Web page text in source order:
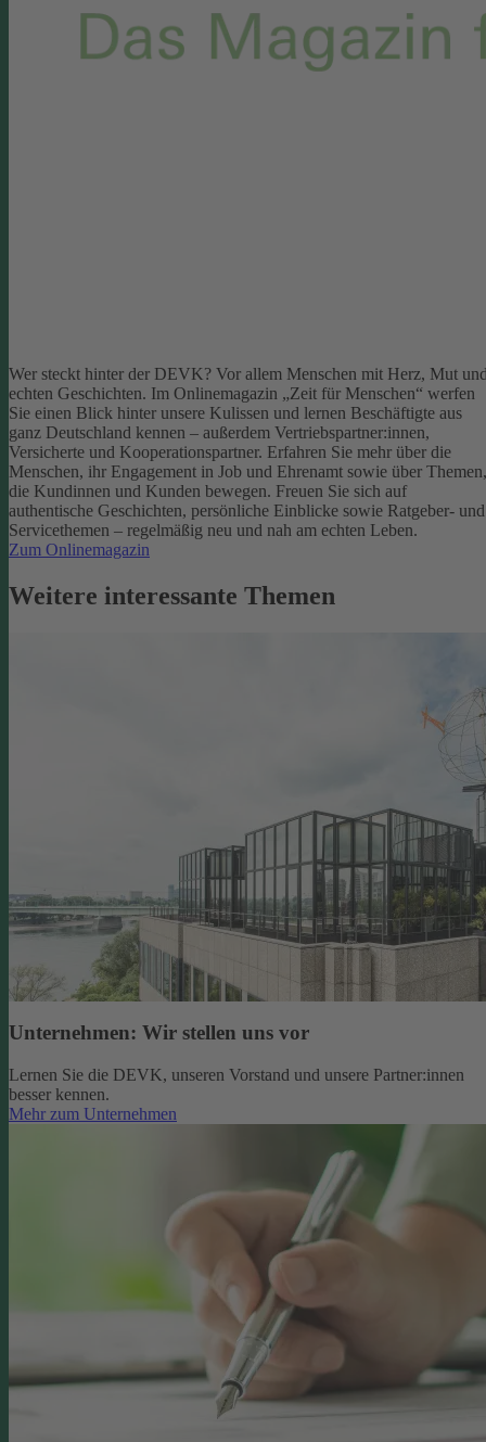
Wer steckt hinter der DEVK? Vor allem Menschen mit Herz, Mut
echten Geschichten. Im Onlinemagazin „Zeit für Menschen“ werfen
Sie einen Blick hinter unsere Kulissen und lernen Beschäftigte aus
ganz Deutschland kennen – außerdem Vertriebspartner:innen,
Versicherte und Kooperationspartner. Erfahren Sie mehr über die
Menschen, ihr Engagement in Job und Ehrenamt sowie über Themen,
die Kundinnen und Kunden bewegen. Freuen Sie sich auf
authentische Geschichten, persönliche Einblicke sowie Ratgeber- und
Servicethemen – regelmäßig neu und nah am echten Leben.
Zum Onlinemagazin
Weitere interessante Themen
Unternehmen: Wir stellen uns vor
Lernen Sie die DEVK, unseren Vorstand und unsere Partner:innen
besser kennen.
Mehr zum Unternehmen